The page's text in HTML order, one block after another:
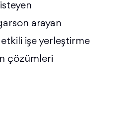
arayan
işe yerleştirme
çözümleri